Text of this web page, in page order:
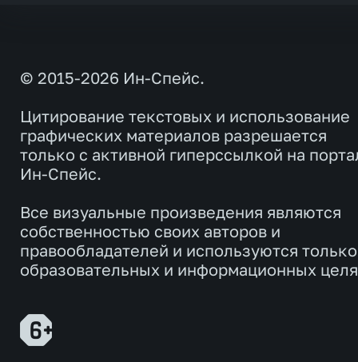
© 2015-2026 Ин-Спейс.
Цитирование текстовых и использование
графических материалов разрешается
только с активной гиперссылкой на
Ин-Спейс.
Все визуальные произведения являются
собственностью своих авторов и
правообладателей и используются
образовательных и информационных